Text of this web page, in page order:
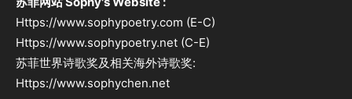
Https://www.sophypoetry.com (E-C)
Https://www.sophypoetry.net (C-E)
苏菲世界诗歌奖及相关海外诗歌奖:
Https://www.sophychen.net